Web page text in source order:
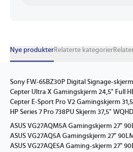
Nye produkterRelaterte kategorier
Cepter Ultra X Gamingskjerm 24,5" Full
Cepter E-Sport Pro V2 Gamingskjerm
HP Series 7 Pro 738PU Skjerm 37,5"
ASUS VG27AQM5A Gamingskjerm 27"
ASUS VG27AQ5A Gamingskjerm 27"
ASUS VG27AQE5A Gaming-skjerm 27"